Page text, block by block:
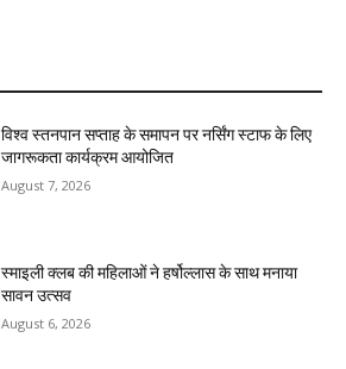
विश्व स्तनपान सप्ताह के समापन पर नर्सिंग स्टाफ के लिए
जागरूकता कार्यक्रम आयोजित
August 7, 2026
स्माइली क्लब की महिलाओं ने हर्षोल्लास के साथ मनाया
सावन उत्सव
August 6, 2026